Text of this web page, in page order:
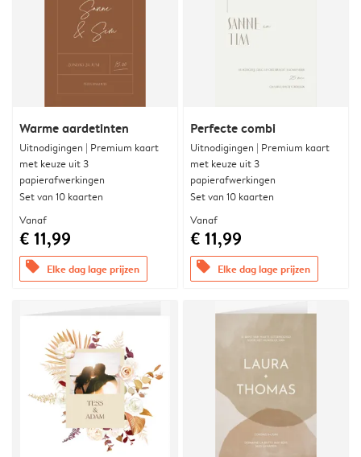
Warme aardetinten
Uitnodigingen | Premium kaart
met keuze uit 3
papierafwerkingen
Set van 10 kaarten
Vanaf
€ 11,99
offers Elke dag lage prijzen
Perfecte combi
Uitnodigingen | Premium kaart
met keuze uit 3
papierafwerkingen
Set van 10 kaarten
Vanaf
€ 11,99
offers Elke dag lage prijzen